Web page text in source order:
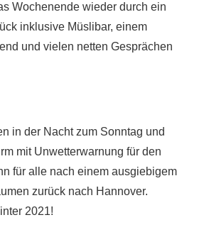
Wochenende wieder durch ein
inklusive Müslibar, einem
und vielen netten Gesprächen
in der Nacht zum Sonntag und
mit Unwetterwarnung für den
für alle nach einem ausgiebigem
zurück nach Hannover.
2021!